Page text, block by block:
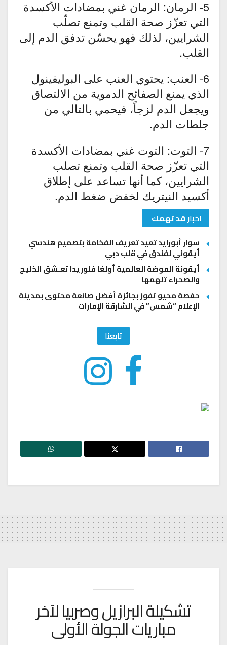
5- الرمان: الرمان غني بمضادات الأكسدة
التي تعزّز صحة القلب وتمنع تصلّب
الشرايين، لذلك فهو يحسّن تدفق الدم إلى
القلب.
6- العنب: يحتوي العنب على البوليفينول
الذي يمنع الصفائح الدموية من الالتصاق
ويجعل الدم لزجاً، فيحمي بالتالي من
جلطات الدم.
7- التوت: التوت غني بمضادات الأكسدة
التي تعزّز صحة القلب وتمنع تصلب
الشرايين، كما أنها تساعد على إطلاق
أكسيد النيتريك لخفض ضغط الدم.
اخبارقد تهمك
سوار أبورايد تعيد تعريف الفخامة بتصميم هندسي
أيقوني لفندق في قلب دبي
أيقونة الموضة العالمية أولغا فلوريدا تعـشق الخليج
والصحراء تلهمها
حفصة محيو تفوز بجائزة أفضل صانعة محتوى بمدينة
الإعلام “شمس” في الشارقة الإمارات
تابعنا
تشكيلة البرازيل وصربيا لآخر
مباريات الجولة الأولى